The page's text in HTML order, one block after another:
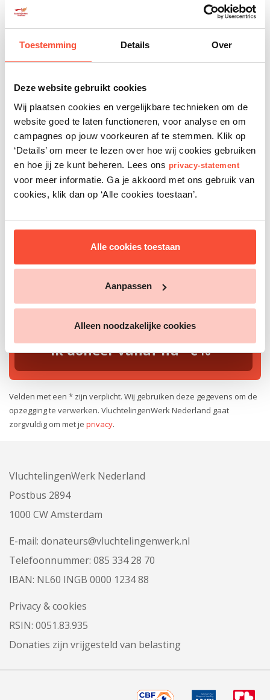
Toestemming Details Over
Deze website gebruikt cookies
Wij plaatsen cookies en vergelijkbare technieken om de
website goed te laten functioneren, voor analyse en om
campagnes op jouw voorkeuren af te stemmen. Klik op
‘Details’ om meer te lezen over hoe wij cookies gebruiken
en hoe jij ze kunt beheren. Lees ons privacy-statement
voor meer informatie. Ga je akkoord met ons gebruik van
cookies, klik dan op ‘Alle cookies toestaan’.
Alle cookies toestaan
Aanpassen
Alleen noodzakelijke cookies
zonder spaties s.v.p.
Ja, hou mij via email op de hoogte met nieuws en
actualiteiten over vluchtelingen.
Nieuw maandelijks bedrag
€ 10
Ik doneer vanaf nu 10
Velden met een * zijn verplicht. Wij gebruiken deze gegevens om de
opzegging te verwerken. VluchtelingenWerk Nederland gaat
zorgvuldig om met je privacy.
VluchtelingenWerk Nederland
Postbus 2894
1000 CW Amsterdam
E-mail: donateurs@vluchtelingenwerk.nl
Telefoonnummer: 085 334 28 70
IBAN: NL60 INGB 0000 1234 88
Privacy & cookies
RSIN: 0051.83.935
Donaties zijn vrijgesteld van belasting